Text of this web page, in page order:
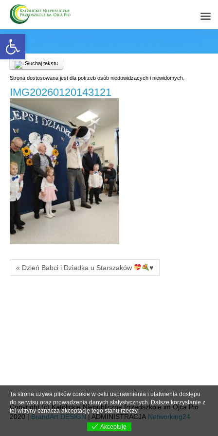
Open toolbar
Słuchaj tekstu
Strona dostosowana jest dla potrzeb osób niedowidzących i niewidomych.
IMG20260120143121
« Dzień Babci i Dziadka u Starszaków ♥️
Copyright (c) Katolickie Niepubliczne Przedszkole im.Ojca Pio
2020 | BrandArt DESIGN | ADMINISTRACJA Networking24
Ta strona używa plików cookie w celu usprawnienia i ułatwienia dostępu
do serwisu oraz prowadzenia danych statystycznych. Dalsze korzystanie z
tej witryny oznacza akceptację tego stanu rzeczy.
Akceptuję